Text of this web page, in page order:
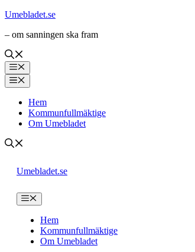
Hoppa
innehåll
Umebladet.se
– om sanningen ska fram
Meny
Meny
Hem
Kommunfullmäktige
Om Umebladet
Umebladet.se
Meny
Hem
Kommunfullmäktige
Om Umebladet